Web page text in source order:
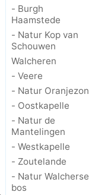
- Burgh
Haamstede
- Natur Kop van
Schouwen
Walcheren
- Veere
- Natur Oranjezon
- Oostkapelle
- Natur de
Mantelingen
- Westkapelle
- Zoutelande
- Natur Walcherse
bos